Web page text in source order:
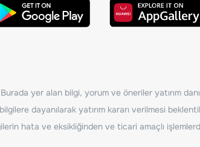
yer alan bilgi, yorum ve öneriler yatırım
dayanılarak yatırım kararı verilmesi
hata ve eksikliğinden ve ticari amaçlı